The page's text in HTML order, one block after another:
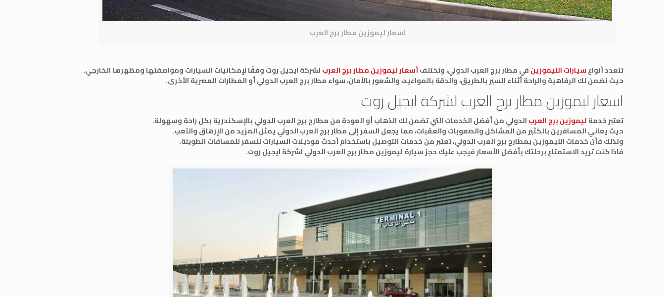
اسعار ليموزين مطار برج العرب
تتعدد أنواعسيارات الليموزينفي مطار برج العرب الدولي، وتختلفأسعار ليموزين مطار برج العربلشركة ايجيل روت وفقًا لإمكانيات السيارات ومواصفتها ومظهرها الخارجي.
حيث نضمن لك الرفاهية والراحة أثناء السير بالطريق، والدقة بالمواعيد، والشعور بالأمان، سواء مطار برج العرب الدولي أو المطارات المصرية الأخرى.
اسعارليموزين مطار برج العربلشركة ايجيل روت
تعتبر خدمةليموزين برج العربالدولي من أفضل الخدمات التي تضمن لك الذهاب أو العودة من مطارح برج العرب الدولي بالإسكندرية بكل راحة وسهولة.
حيث يعاني المسافرين بالكثير من المشاكل والصعوبات والعقبات، مما يجعل السفر إلى مطار برج العرب الدولي يمثل المزيد من الإرهاق والتعب.
ولذلك فأن خدمات الليموزين بمطارح برج العرب الدولي، تعتبر من خدمات التوصيل باستخدام أحدث موديلات السيارات للسفر للمسافات الطويلة.
فاذا كنت تريد الاستمتاع برحلتك بأفضل الأسعار فيجب عليك حجز سيارة ليموزين مطار برج العرب الدولي لشركة ايجيل روت.